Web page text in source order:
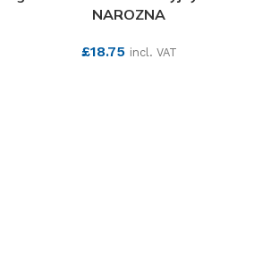
NAROZNA
£18.75 incl. VAT